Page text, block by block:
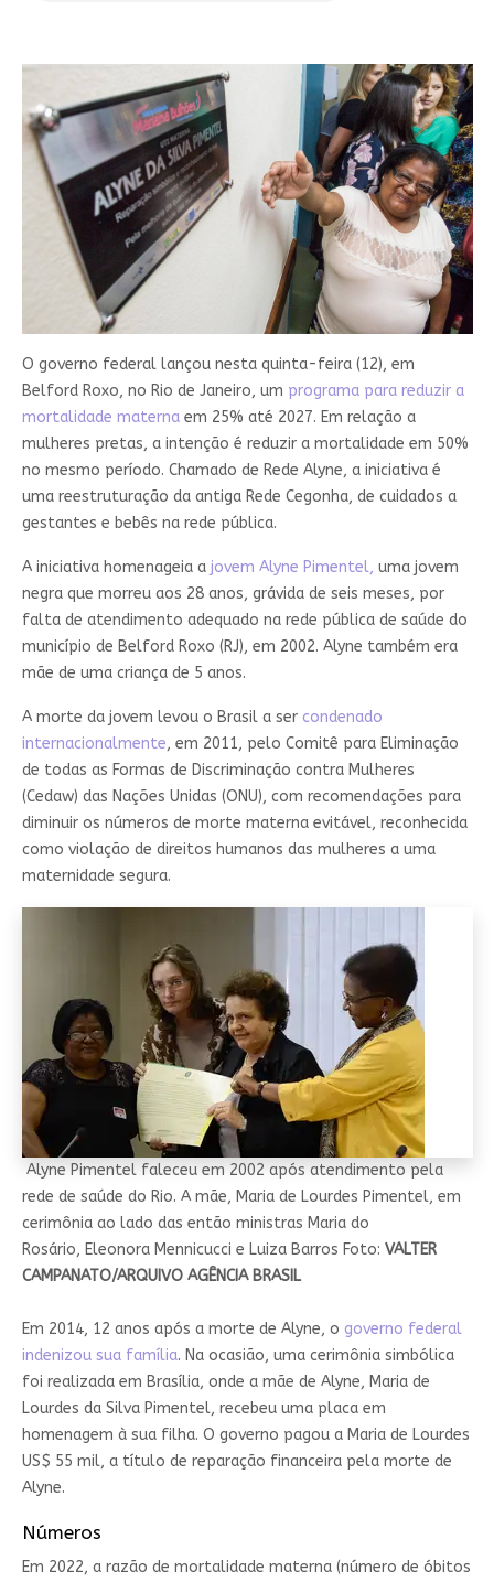
O governo federal lançou nesta quinta-feira (12), em
Belford Roxo, no Rio de Janeiro, um programa para reduzir a
mortalidade maternaem 25% até 2027. Em relação a
mulheres pretas, a intenção é reduzir a mortalidade em 50%
no mesmo período. Chamado de Rede Alyne, a iniciativa é
uma reestruturação da antiga Rede Cegonha, de cuidados a
gestantes e bebês na rede pública.
A iniciativa homenageia a jovem Alyne Pimentel, uma jovem
negra que morreu aos 28 anos, grávida de seis meses, por
falta de atendimento adequado na rede pública de saúde do
município de Belford Roxo (RJ), em 2002. Alyne também era
mãe de uma criança de 5 anos.
A morte da jovem levou o Brasil a ser condenado
internacionalmente, em 2011, pelo Comitê para Eliminação
de todas as Formas de Discriminação contra Mulheres
(Cedaw) das Nações Unidas (ONU), com recomendações para
diminuir os números de morte materna evitável, reconhecida
como violação de direitos humanos das mulheres a uma
maternidade segura.
Alyne Pimentel faleceu em 2002 após atendimento pela
rede de saúde do Rio. A mãe, Maria de Lourdes Pimentel, em
cerimônia ao lado das então ministras Maria do
Rosário, Eleonora Mennicucci e Luiza Barros Foto: VALTER
CAMPANATO/ARQUIVO AGÊNCIA BRASIL
Em 2014, 12 anos após a morte de Alyne, o governo federal
indenizou sua família. Na ocasião, uma cerimônia simbólica
foi realizada em Brasília, onde a mãe de Alyne, Maria de
Lourdes da Silva Pimentel, recebeu uma placa em
homenagem à sua filha. O governo pagou a Maria de Lourdes
US$ 55 mil, a título de reparação financeira pela morte de
Alyne.
Números
Em 2022, a razão de mortalidade materna (número de óbitos